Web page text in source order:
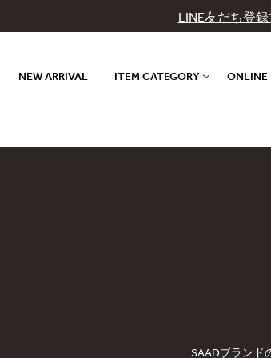
LINE友だち登
NEW ARRIVAL ITEM CATEGORY ONLINE
SAADブランド